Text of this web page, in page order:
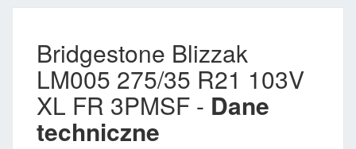
Bridgestone Blizzak
LM005 275/35 R21 103V
XL FR 3PMSF - Dane
techniczne